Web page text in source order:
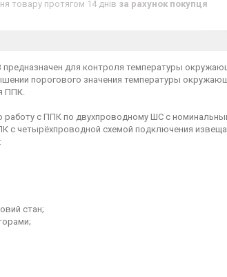
товару протягом 14 днів за рахунок покупця
для контроля температуры
порогового значения температуры
ППК.
с ППК по двухпроводному ШС с
с четырёхпроводной схемой подключения
стан;